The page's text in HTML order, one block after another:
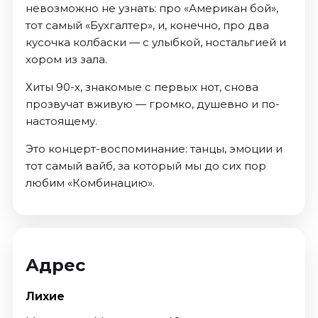
невозможно не узнать: про «Американ бой»,
тот самый «Бухгалтер», и, конечно, про два
кусочка колбаски — с улыбкой, ностальгией и
хором из зала.
Хиты 90-х, знакомые с первых нот, снова
прозвучат вживую — громко, душевно и по-
настоящему.
Это концерт-воспоминание: танцы, эмоции и
тот самый вайб, за который мы до сих пор
любим «Комбинацию».
Адрес
Лихие